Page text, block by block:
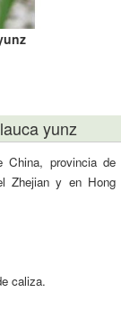
yunz
China, provincia de
Zhejian y en Hong
caliza.